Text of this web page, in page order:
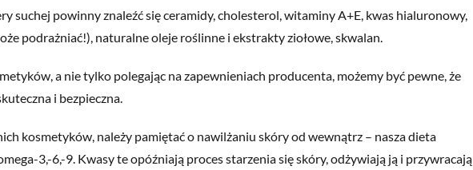
suchej powinny znaleźć się ceramidy, cholesterol, witaminy A+E, kwas hialuronowy,
podrażniać!), naturalne oleje roślinne i ekstrakty ziołowe, skwalan.
a nie tylko polegając na zapewnieniach producenta, możemy być pewne, że
i bezpieczna.
kosmetyków, należy pamiętać o nawilżaniu skóry od wewnątrz – nasza dieta
3,-6,-9. Kwasy te opóźniają proces starzenia się skóry, odżywiają ją i przywracają